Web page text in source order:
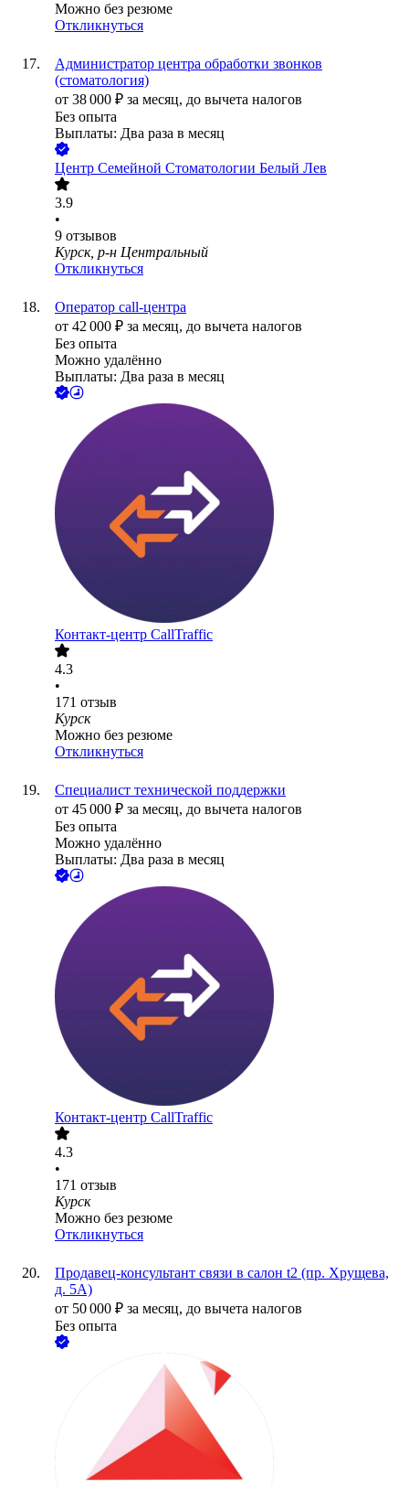
Можно без резюме
Откликнуться
Администратор центра обработки звонков
(стоматология)
от 38 000 ₽ за месяц, до вычета налогов
Без опыта
Выплаты: Два раза в месяц
Центр Семейной Стоматологии Белый Лев
3.9
•
9 отзывов
Курск, р-н Центральный
Откликнуться
Оператор call-центра
от 42 000 ₽ за месяц, до вычета налогов
Без опыта
Можно удалённо
Выплаты: Два раза в месяц
Контакт-центр CallTraffic
4.3
•
171 отзыв
Курск
Можно без резюме
Откликнуться
Специалист технической поддержки
от 45 000 ₽ за месяц, до вычета налогов
Без опыта
Можно удалённо
Выплаты: Два раза в месяц
Контакт-центр CallTraffic
4.3
•
171 отзыв
Курск
Можно без резюме
Откликнуться
Продавец-консультант связи в салон t2 (пр. Хрущева,
д. 5А)
от 50 000 ₽ за месяц, до вычета налогов
Без опыта